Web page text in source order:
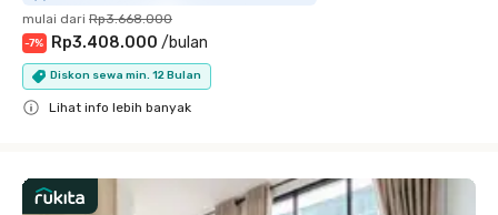
mulai dari Rp3.668.000
-7% Rp3.408.000 /bulan
Diskon sewa min. 12 Bulan
Lihat info lebih banyak